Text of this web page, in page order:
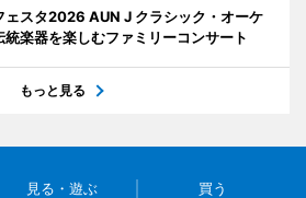
ェスタ2026 AUN J クラシック・オーケ
統楽器を楽しむファミリーコンサート
もっと見る
見る・遊ぶ 買う